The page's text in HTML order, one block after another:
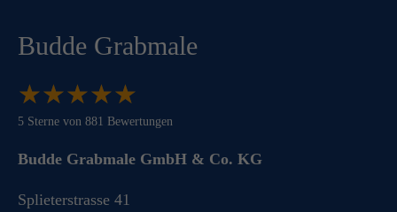
Budde Grabmale
★★★★★
★★★★★
5 Sterne von 881 Bewertungen
Budde Grabmale GmbH & Co. KG
Splieterstrasse 41